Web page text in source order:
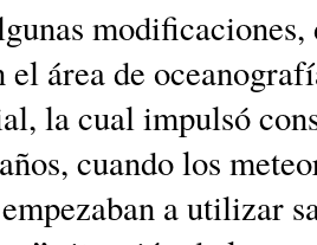
área de
la cual impulsó
cuando los
a utilizar